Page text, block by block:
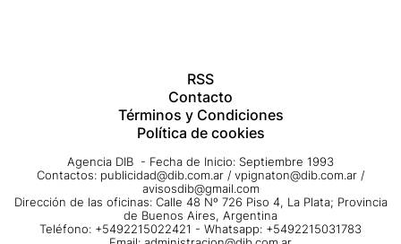
RSS
Contacto
Términos y Condiciones
Política de cookies
Agencia DIB - Fecha de Inicio: Septiembre 1993
Contactos: publicidad@dib.com.ar / vpignaton@dib.com.ar /
avisosdib@gmail.com
Dirección de las oficinas: Calle 48 Nº 726 Piso 4, La Plata; Provincia
de Buenos Aires, Argentina
Teléfono: +5492215022421 - Whatsapp: +5492215031783